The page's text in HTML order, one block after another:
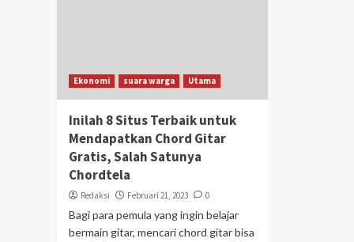
Ekonomi suara warga Utama
Inilah 8 Situs Terbaik untuk
Mendapatkan Chord Gitar
Gratis, Salah Satunya
Chordtela
Redaksi Februari 21, 2023 0
Bagi para pemula yang ingin belajar
bermain gitar, mencari chord gitar bisa